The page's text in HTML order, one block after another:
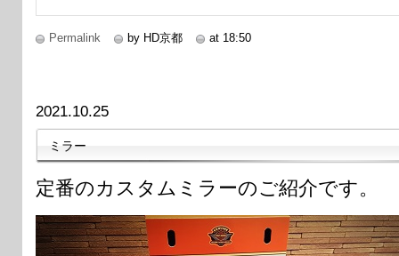
Permalink by HD京都 at 18:50
2021.10.25
ミラー
定番のカスタムミラーのご紹介です。